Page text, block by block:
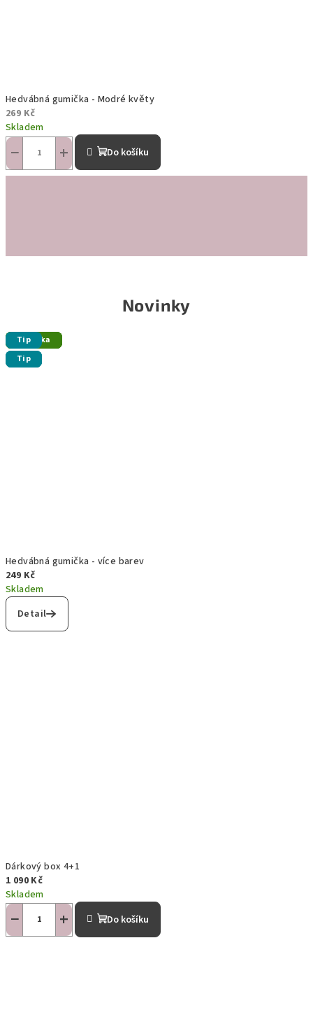
Hedvábná gumička - Modré květy
269 Kč
Skladem
+
− Do košíku
Novinky
Novinka
Tip
Hedvábná gumička - více barev
249 Kč
Skladem
Detail
Dárkový box 4+1
1 090 Kč
Skladem
+
− Do košíku
Novinka
Tip
Novinka
Tip
Novinka
Tip